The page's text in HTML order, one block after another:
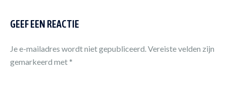
GEEF EEN REACTIE
Je e-mailadres wordt niet gepubliceerd.Vereiste velden zijn
gemarkeerd met *